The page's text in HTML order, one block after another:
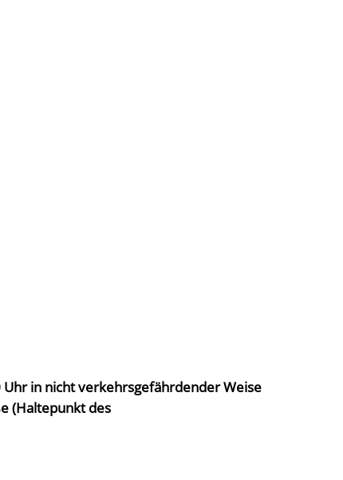
in nicht verkehrsgefährdender Weise
(Haltepunkt des